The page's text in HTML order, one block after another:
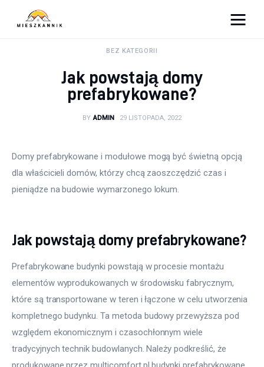
Sypialnia
Salon
BEZ KATEGORII
Jak powstają domy
prefabrykowane?
BY ADMIN 29 LISTOPADA, 2022
Domy prefabrykowane i modułowe mogą być świetną opcją
dla właścicieli domów, którzy chcą zaoszczędzić czas i
pieniądze na budowie wymarzonego lokum.
Jak powstają domy prefabrykowane?
Prefabrykowane budynki powstają w procesie montażu
elementów wyprodukowanych w środowisku fabrycznym,
które są transportowane w teren i łączone w celu utworzenia
kompletnego budynku. Ta metoda budowy przewyższa pod
względem ekonomicznym i czasochłonnym wiele
tradycyjnych technik budowlanych. Należy podkreślić, że